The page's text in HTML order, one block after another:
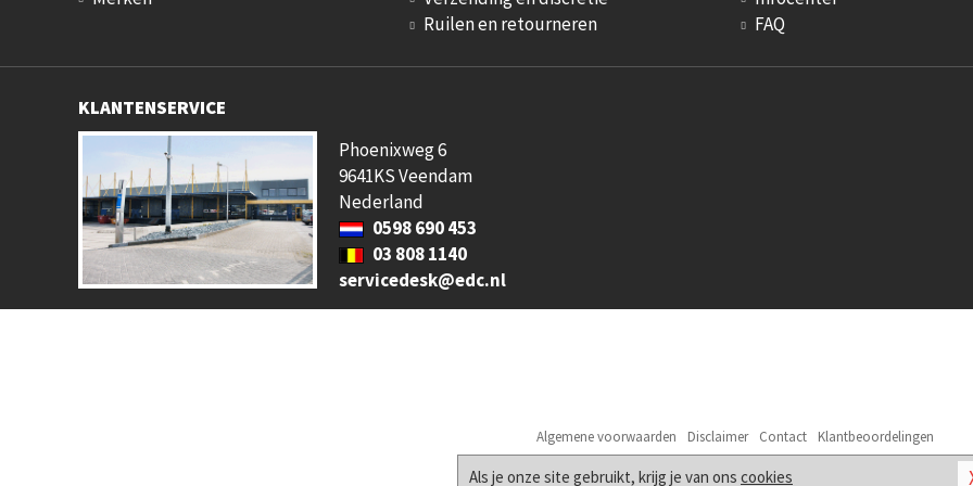
Ruilen en retourneren
FAQ
KLANTENSERVICE
Phoenixweg 6
9641KS Veendam
Nederland
0598 690 453
03 808 1140
servicedesk@edc.nl
Algemene voorwaarden Disclaimer Contact Klantbeoordelingen
© 2026 Sm Artikelen
Als je onze site gebruikt, krijg je van ons cookies